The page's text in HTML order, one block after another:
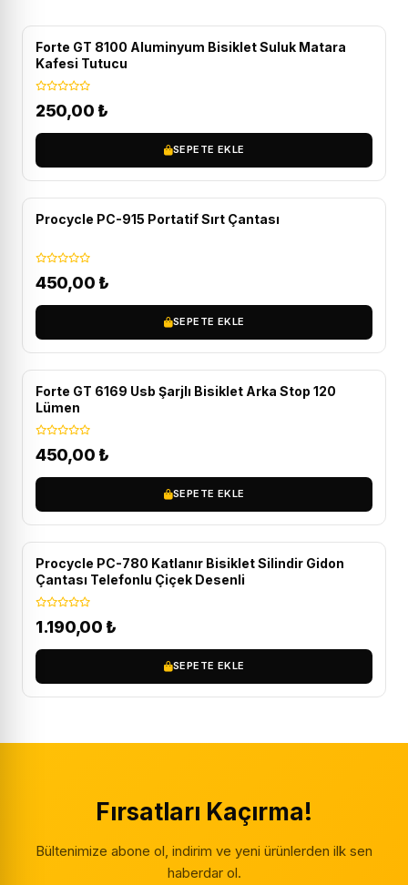
Forte GT 8100 Aluminyum Bisiklet Suluk Matara
Kafesi Tutucu
250,00 ₺
SEPETE EKLE
Procycle PC-915 Portatif Sırt Çantası
450,00 ₺
SEPETE EKLE
Forte GT 6169 Usb Şarjlı Bisiklet Arka Stop 120
Lümen
450,00 ₺
SEPETE EKLE
Procycle PC-780 Katlanır Bisiklet Silindir Gidon
Çantası Telefonlu Çiçek Desenli
1.190,00 ₺
SEPETE EKLE
Fırsatları Kaçırma!
Bültenimize abone ol, indirim ve yeni ürünlerden ilk sen
haberdar ol.